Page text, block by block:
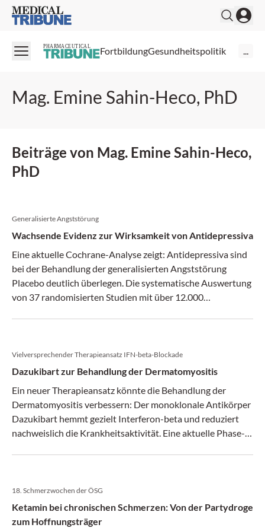
Medical Tribune
PHARMACEUTICAL FortbildungGesundheitspolitik ...
Mag. Emine Sahin-Heco, PhD
Beiträge von Mag. Emine Sahin-Heco,
PhD
Generalisierte Angststörung
Wachsende Evidenz zur Wirksamkeit von Antidepressiva
Eine aktuelle Cochrane-Analyse zeigt: Antidepressiva sind
bei der Behandlung der generalisierten Angststörung
Placebo deutlich überlegen. Die systematische Auswertung
von 37 randomisierten Studien mit über 12.000
Vielversprechender Therapieansatz IFN-beta-Blockade
Dazukibart zur Behandlung der Dermatomyositis
Ein neuer Therapieansatz könnte die Behandlung der
Dermatomyositis verbessern: Der monoklonale Antikörper
Dazukibart hemmt gezielt Interferon-beta und reduziert
nachweislich die Krankheitsaktivität. Eine aktuelle Phase-
18. Schmerzwochen der ÖSG
Ketamin bei chronischen Schmerzen: Von der Partydroge
zum Hoffnungsträger